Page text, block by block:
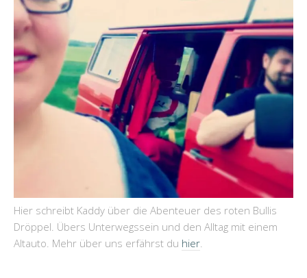
Hier schreibt Kaddy über die Abenteuer des roten Bullis
Dröppel. Übers Unterwegssein und den Alltag mit einem
Altauto. Mehr über uns erfährst du hier